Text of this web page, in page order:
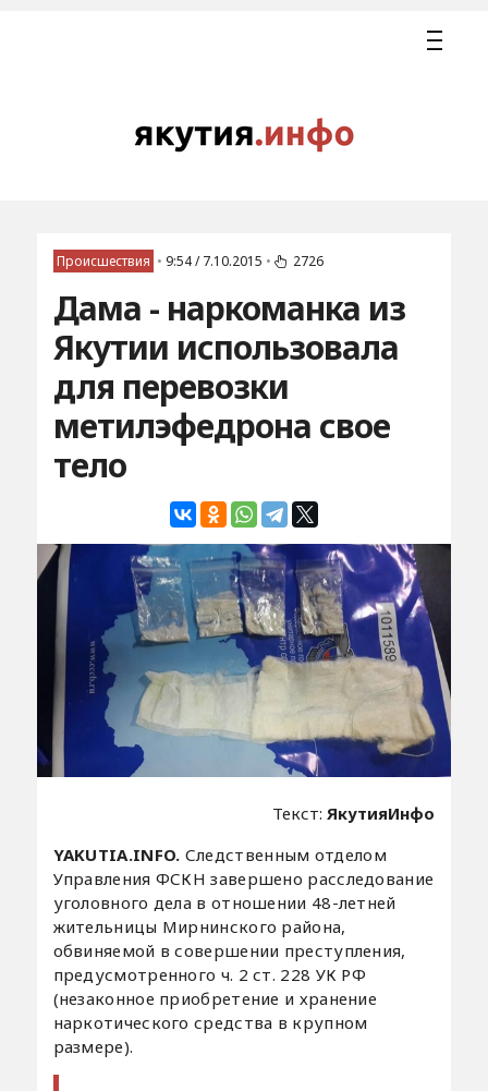
Происшествия • 9:54 / 7.10.2015 • 2726
Дама - наркоманка из
Якутии использовала
для перевозки
метилэфедрона свое
тело
Текст:ЯкутияИнфо
YAKUTIA.INFO. Следственным отделом
Управления ФСКН завершено расследование
уголовного дела в отношении 48-летней
жительницы Мирнинского района,
обвиняемой в совершении преступления,
предусмотренного ч. 2 ст. 228 УК РФ
(незаконное приобретение и хранение
наркотического средства в крупном
размере).